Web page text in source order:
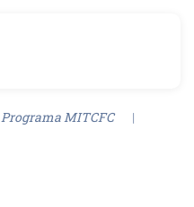
Programa MITCFC